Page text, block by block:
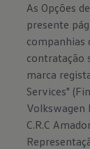
As Opções
presente
companhias
contratação
marca
Services"
Volkswagen
C.R.C